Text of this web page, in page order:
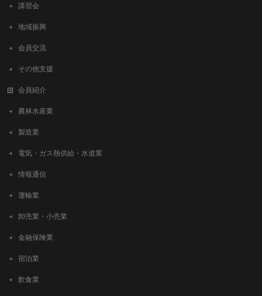
講習会
地域振興
会員交流
その他支援
会員紹介
農林水産業
製造業
電気・ガス熱供給・水道業
情報通信
運輸業
卸売業・小売業
金融保険業
宿泊業
飲食業